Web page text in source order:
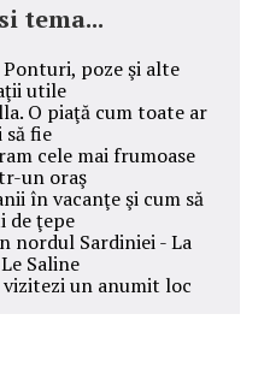
tema...
poze şi alte
utile
O piaţă cum toate ar
fie
cele mai frumoase
un oraş
în vacanţe şi cum să
de ţepe
nordul Sardiniei - La
Saline
vizitezi un anumit loc